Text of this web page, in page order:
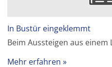
In Bustür eingeklemmt
Beim Aussteigen aus
Mehr erfahren